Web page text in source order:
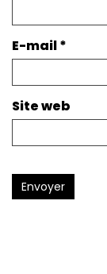
E-mail*
Site web
Envoyer